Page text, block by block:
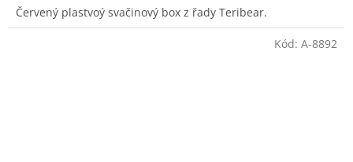
Červený plastvoý svačinový box z řady Teribear.
Kód: A-8892